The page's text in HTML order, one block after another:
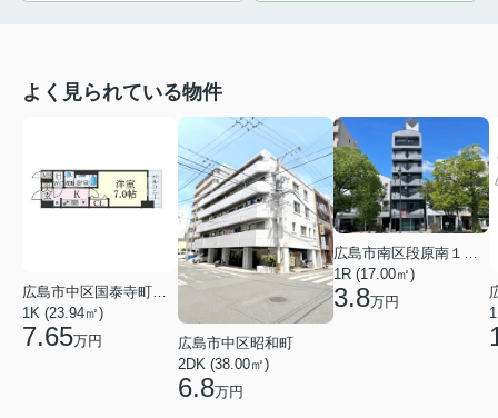
よく見られている物件
1K (23.94㎡)
7.65万円
広島市中区昭和町
2DK (38.00㎡)
6.8万円
1R (17.00㎡)
3.8万円